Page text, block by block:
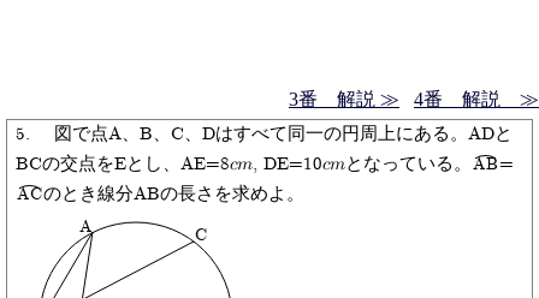
3番 解説 ≫ 4番 解説 ≫
5. 図で点A、B、C、Dはすべて同一の円周上にある。ADと
BCの交点をEとし、AE=8cm, DE=10cmとなっている。
AB =
ACのとき線分ABの長さを求めよ。
A
C